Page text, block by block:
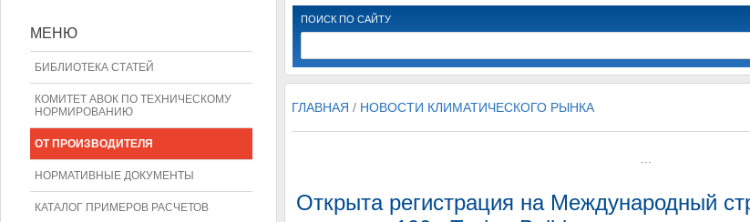
ПОИСК ПО САЙТУ
ГЛАВНАЯ / НОВОСТИ КЛИМАТИЧЕСКОГО РЫНКА
Открыта регистрация на Международный
МЕНЮ
БИБЛИОТЕКА СТАТЕЙ
КОМИТЕТ АВОК ПО ТЕХНИЧЕСКОМУ
НОРМИРОВАНИЮ
ОТ ПРОИЗВОДИТЕЛЯ
НОРМАТИВНЫЕ ДОКУМЕНТЫ
КАТАЛОГ ПРИМЕРОВ РАСЧЕТОВ